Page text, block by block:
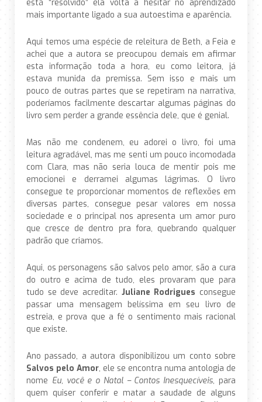
está “resolvido” ela volta a hesitar no aprendizado
mais importante ligado a sua autoestima e aparência.
Aqui temos uma espécie de releitura de Beth, a Feia e
achei que a autora se preocupou demais em afirmar
esta informação toda a hora, eu como leitora, já
estava munida da premissa. Sem isso e mais um
pouco de outras partes que se repetiram na narrativa,
poderíamos facilmente descartar algumas páginas do
livro sem perder a grande essência dele, que é genial.
Mas não me condenem, eu adorei o livro, foi uma
leitura agradável, mas me senti um pouco incomodada
com Clara, mas não seria louca de mentir pois me
emocionei e derramei algumas lágrimas. O livro
consegue te proporcionar momentos de reflexões em
diversas partes, consegue pesar valores em nossa
sociedade e o principal nos apresenta um amor puro
que cresce de dentro pra fora, quebrando qualquer
padrão que criamos.
Aqui, os personagens são salvos pelo amor, são a cura
do outro e acima de tudo, eles provaram que para
tudo se deve acreditar. Juliane Rodrigues consegue
passar uma mensagem belíssima em seu livro de
estreia, e prova que a fé o sentimento mais racional
que existe.
Ano passado, a autora disponibilizou um conto sobre
Salvos pelo Amor, ele se encontra numa antologia de
nome Eu, você e o Natal – Contos Inesquecíveis, para
quem quiser conferir e matar a saudade de alguns